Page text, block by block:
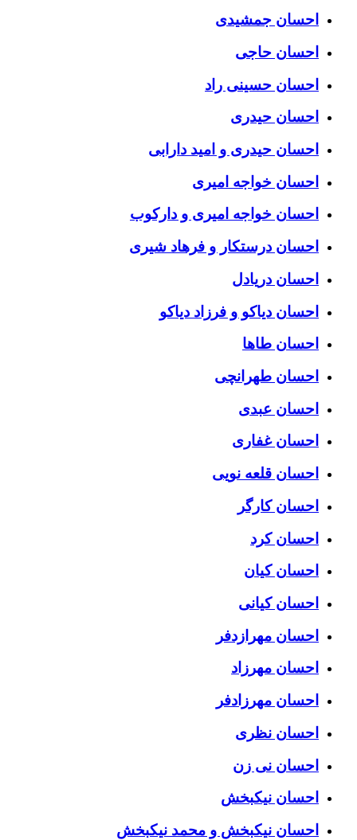
احسان جمشیدی
احسان حاجی
احسان حسینی راد
احسان حیدری
احسان حیدری و امید دارابی
احسان خواجه امیری
احسان خواجه امیری و دارکوب
احسان درستكار و فرهاد شيرى
احسان دریادل
احسان دیاکو و فرزاد دیاکو
احسان طاها
احسان طهرانچی
احسان عبدی
احسان غفاری
احسان قلعه نویی
احسان کارگر
احسان کرد
احسان کیان
احسان کیانی
احسان مهرازدفر
احسان مهرزاد
احسان مهرزادفر
احسان نظری
احسان نی زن
احسان نیکبخش
احسان نیکبخش و محمد نیکبخش